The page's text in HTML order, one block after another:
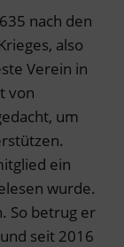
nach den
also
Verein in
von
um
ein
wurde.
So betrug er
seit 2016